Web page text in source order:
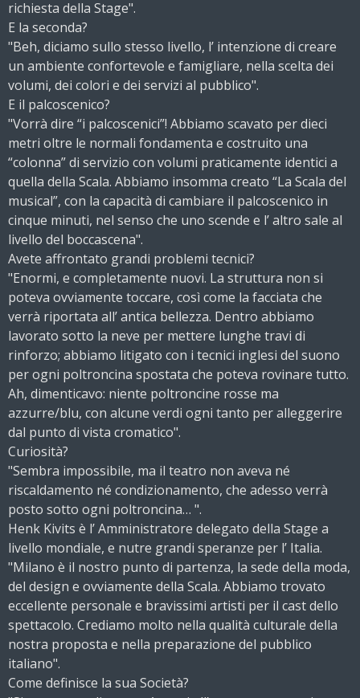
richiesta della Stage".
E la seconda?
"Beh, diciamo sullo stesso livello, l’ intenzione di creare
un ambiente confortevole e famigliare, nella scelta dei
volumi, dei colori e dei servizi al pubblico".
E il palcoscenico?
"Vorrà dire “i palcoscenici”! Abbiamo scavato per dieci
metri oltre le normali fondamenta e costruito una
“colonna” di servizio con volumi praticamente identici a
quella della Scala. Abbiamo insomma creato “La Scala del
musical”, con la capacità di cambiare il palcoscenico in
cinque minuti, nel senso che uno scende e l’ altro sale al
livello del boccascena".
Avete affrontato grandi problemi tecnici?
"Enormi, e completamente nuovi. La struttura non si
poteva ovviamente toccare, così come la facciata che
verrà riportata all’ antica bellezza. Dentro abbiamo
lavorato sotto la neve per mettere lunghe travi di
rinforzo; abbiamo litigato con i tecnici inglesi del suono
per ogni poltroncina spostata che poteva rovinare tutto.
Ah, dimenticavo: niente poltroncine rosse ma
azzurre/blu, con alcune verdi ogni tanto per alleggerire
dal punto di vista cromatico".
Curiosità?
"Sembra impossibile, ma il teatro non aveva né
riscaldamento né condizionamento, che adesso verrà
posto sotto ogni poltroncina… ".
Henk Kivits è l’ Amministratore delegato della Stage a
livello mondiale, e nutre grandi speranze per l’ Italia.
"Milano è il nostro punto di partenza, la sede della moda,
del design e ovviamente della Scala. Abbiamo trovato
eccellente personale e bravissimi artisti per il cast dello
spettacolo. Crediamo molto nella qualità culturale della
nostra proposta e nella preparazione del pubblico
italiano".
Come definisce la sua Società?